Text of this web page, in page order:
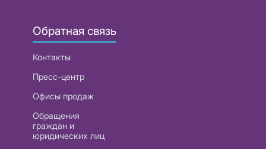
Обратная связь
Контакты
Пресс-центр
Офисы продаж
Обращения
граждан и
юридических лиц